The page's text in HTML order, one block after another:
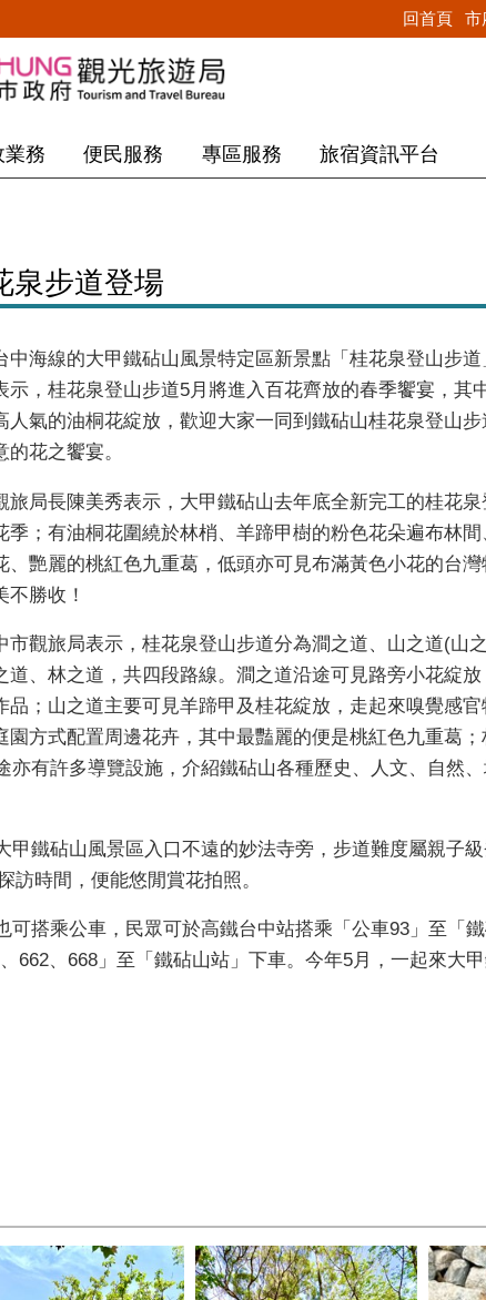
回首頁 市
業務 便民服務 專區服務 旅宿資訊平台
泉步道登場
中海線的大甲鐵砧山風景特定區新景點「桂花泉登山步
示，桂花泉登山步道5月將進入百花齊放的春季饗宴，其
人氣的油桐花綻放，歡迎大家一同到鐵砧山桂花泉登山
的花之饗宴。
旅局長陳美秀表示，大甲鐵砧山去年底全新完工的桂花
季；有油桐花圍繞於林梢、羊蹄甲樹的粉色花朵遍布林
、艷麗的桃紅色九重葛，低頭亦可見布滿黃色小花的台灣
不勝收！
市觀旅局表示，桂花泉登山步道分為澗之道、山之道(山
道、林之道，共四段路線。澗之道沿途可見路旁小花綻
品；山之道主要可見羊蹄甲及桂花綻放，走起來嗅覺感
園方式配置周邊花卉，其中最豔麗的便是桃紅色九重葛
有許多導覽設施，介紹鐵砧山各種歷史、人文、自然
鐵砧山風景區入口不遠的妙法寺旁，步道難度屬親子
訪時間，便能悠閒賞花拍照。
搭乘公車，民眾可於高鐵台中站搭乘「公車93」至「
662、668」至「鐵砧山站」下車。今年5月，一起來大